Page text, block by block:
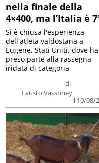
nella finale della
4×400, ma l’Italia è
di
Fausto Vassoney
il 10/08/
Si è chiusa l'esperienza
dell'atleta valdostana a
Eugene, Stati Uniti, dove ha
preso parte alla rassegna
iridata di categoria